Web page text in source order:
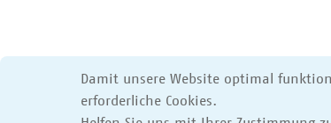
Damit unsere Website optimal
erforderliche Cookies.